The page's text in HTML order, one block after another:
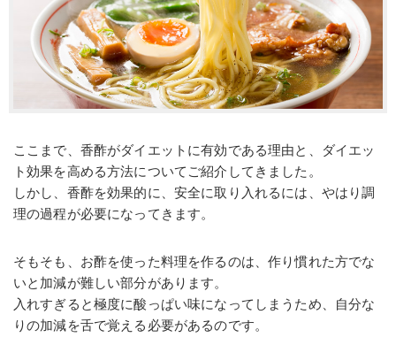
ここまで、香酢がダイエットに有効である理由と、ダイエッ
ト効果を高める方法についてご紹介してきました。
しかし、香酢を効果的に、安全に取り入れるには、やはり調
理の過程が必要になってきます。
そもそも、お酢を使った料理を作るのは、作り慣れた方でな
いと加減が難しい部分があります。
入れすぎると極度に酸っぱい味になってしまうため、自分な
りの加減を舌で覚える必要があるのです。